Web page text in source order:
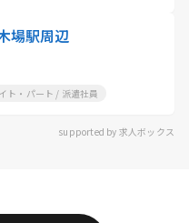
場駅周辺
ト・パート / 派遣社員
supported by 求人ボックス